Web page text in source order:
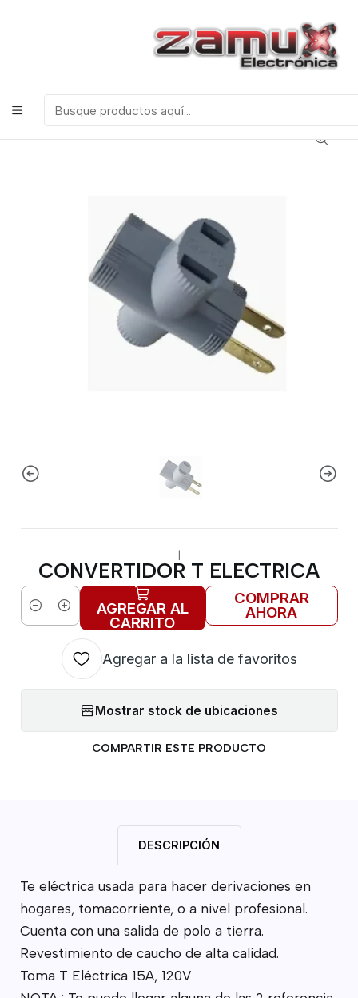
ELECTRONICOS, ROBOTICA & TECNOLOGIA
Productos
Herramientas
CONVERTIDOR T ELECTRICA
|
CONVERTIDOR T ELECTRICA
Cantidad AGREGAR AL
CARRITO
COMPRAR
AHORA
Agregar a la lista de favoritos
Mostrar stock de ubicaciones
COMPARTIR ESTE PRODUCTO
DESCRIPCIÓN
Te eléctrica usada para hacer derivaciones en
hogares, tomacorriente, o a nivel profesional.
Cuenta con una salida de polo a tierra.
Revestimiento de caucho de alta calidad.
Toma T Eléctrica 15A, 120V